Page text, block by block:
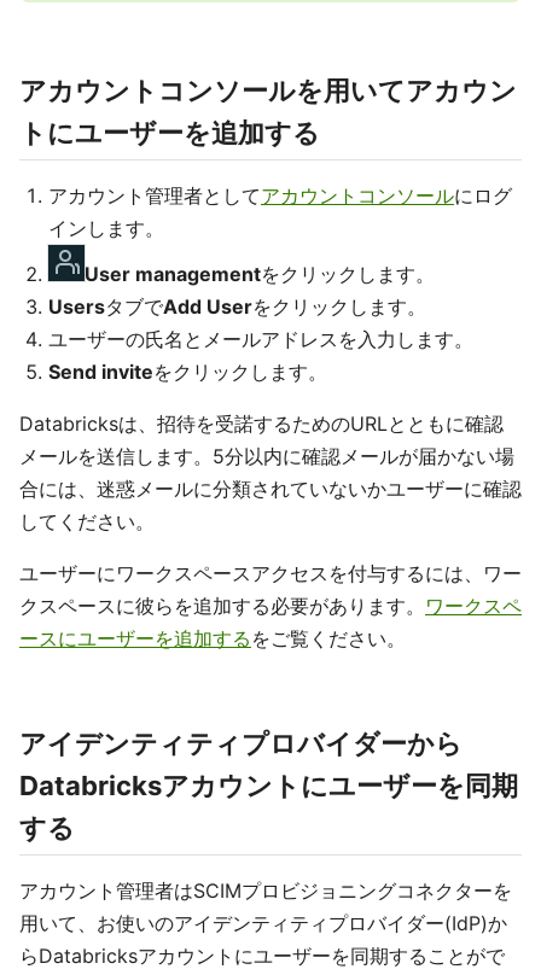
アカウントコンソールを用いてアカウン
トにユーザーを追加する
アカウント管理者としてアカウントコンソールにログ
インします。
User managementをクリックします。
UsersタブでAdd Userをクリックします。
ユーザーの氏名とメールアドレスを入力します。
Send inviteをクリックします。
Databricksは、招待を受諾するためのURLとともに確認
メールを送信します。5分以内に確認メールが届かない場
合には、迷惑メールに分類されていないかユーザーに確認
してください。
ユーザーにワークスペースアクセスを付与するには、ワー
クスペースに彼らを追加する必要があります。 ワークスペ
ースにユーザーを追加する をご覧ください。
アイデンティティプロバイダーから
Databricksアカウントにユーザーを同期
する
アカウント管理者はSCIMプロビジョニングコネクターを
用いて、お使いのアイデンティティプロバイダー(IdP)か
らDatabricksアカウントにユーザーを同期することがで